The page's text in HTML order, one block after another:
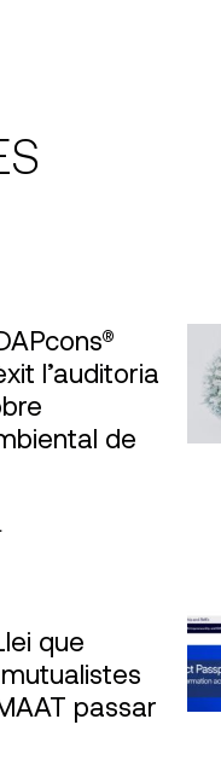
l’auditoria
de
que
passar